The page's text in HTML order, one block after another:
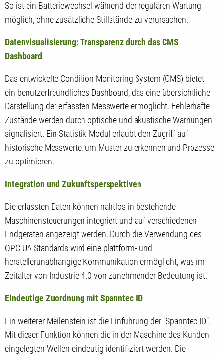
So ist ein Batteriewechsel während der regulären Wartung
möglich, ohne zusätzliche Stillstände zu verursachen.
Datenvisualisierung: Transparenz durch das CMS
Dashboard
Das entwickelte Condition Monitoring System (CMS) bietet
ein benutzerfreundliches Dashboard, das eine übersichtliche
Darstellung der erfassten Messwerte ermöglicht. Fehlerhafte
Zustände werden durch optische und akustische Warnungen
signalisiert. Ein Statistik-Modul erlaubt den Zugriff auf
historische Messwerte, um Muster zu erkennen und Prozesse
zu optimieren.
Integration und Zukunftsperspektiven
Die erfassten Daten können nahtlos in bestehende
Maschinensteuerungen integriert und auf verschiedenen
Endgeräten angezeigt werden. Durch die Verwendung des
OPC UA Standards wird eine plattform- und
herstellerunabhängige Kommunikation ermöglicht, was im
Zeitalter von Industrie 4.0 von zunehmender Bedeutung ist.
Eindeutige Zuordnung mit Spanntec ID
Ein weiterer Meilenstein ist die Einführung der "Spanntec ID".
Mit dieser Funktion können die in der Maschine des Kunden
eingelegten Wellen eindeutig identifiziert werden. Die